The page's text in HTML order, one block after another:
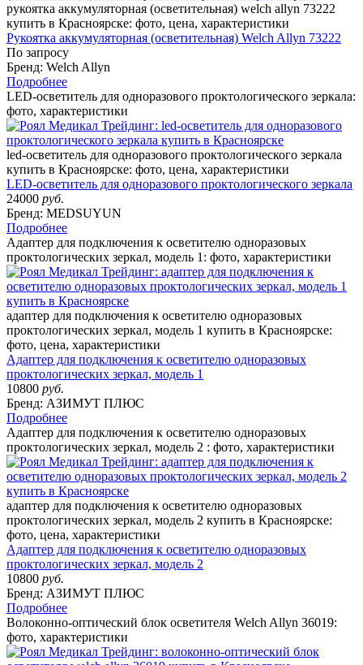
рукоятка аккумуляторная (осветительная) welch allyn 73222
купить в Красноярске: фото, цена, характеристики
Рукоятка аккумуляторная (осветительная) Welch Allyn 73222
По запросу
Бренд: Welch Allyn
Подробнее
LED-осветитель для одноразового проктологического зеркала:
фото, характеристики
led-осветитель для одноразового проктологического зеркала
купить в Красноярске: фото, цена, характеристики
LED-осветитель для одноразового проктологического зеркала
24000 руб.
Бренд: MEDSUYUN
Подробнее
Адаптер для подключения к осветителю одноразовых
проктологических зеркал, модель 1: фото, характеристики
адаптер для подключения к осветителю одноразовых
проктологических зеркал, модель 1 купить в Красноярске:
фото, цена, характеристики
Адаптер для подключения к осветителю одноразовых
проктологических зеркал, модель 1
10800 руб.
Бренд: АЗИМУТ ПЛЮС
Подробнее
Адаптер для подключения к осветителю одноразовых
проктологических зеркал, модель 2 : фото, характеристики
адаптер для подключения к осветителю одноразовых
проктологических зеркал, модель 2 купить в Красноярске:
фото, цена, характеристики
Адаптер для подключения к осветителю одноразовых
проктологических зеркал, модель 2
10800 руб.
Бренд: АЗИМУТ ПЛЮС
Подробнее
Волоконно-оптический блок осветителя Welch Allyn 36019:
фото, характеристики